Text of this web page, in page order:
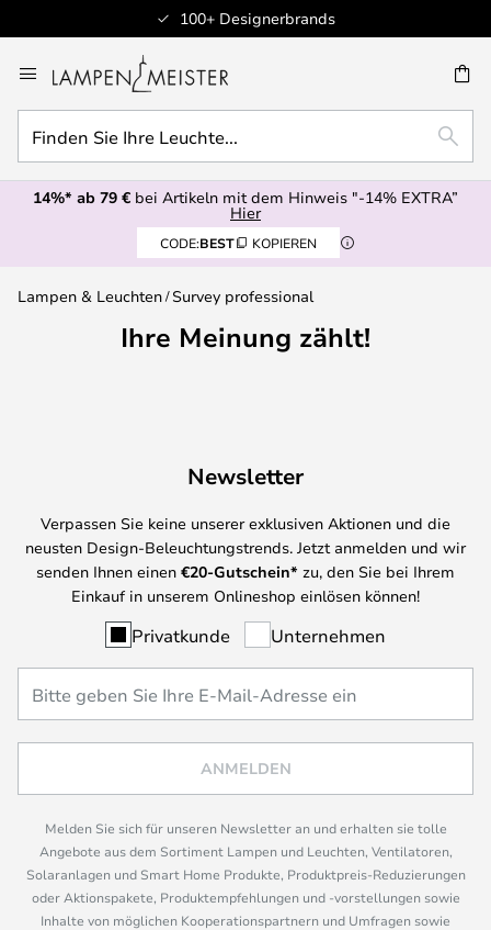
100+ Designerbrands
Inhalt
springen
Sie
Ihre
Leuchte...
14%* ab 79 € bei Artikeln mit dem Hinweis "-14% EXTRA”
Hier
CODE:BEST KOPIEREN
Lampen & Leuchten Survey professional
Ihre Meinung zählt!
Newsletter
Verpassen Sie keine unserer exklusiven Aktionen und die
neusten Design-Beleuchtungstrends. Jetzt anmelden und wir
senden Ihnen einen €20-Gutschein* zu, den Sie bei Ihrem
Einkauf in unserem Onlineshop einlösen können!
Privatkunde Unternehmen
ANMELDEN
Melden Sie sich für unseren Newsletter an und erhalten sie tolle
Angebote aus dem Sortiment Lampen und Leuchten, Ventilatoren,
Solaranlagen und Smart Home Produkte, Produktpreis-Reduzierungen
oder Aktionspakete, Produktempfehlungen und -vorstellungen sowie
Inhalte von möglichen Kooperationspartnern und Umfragen sowie